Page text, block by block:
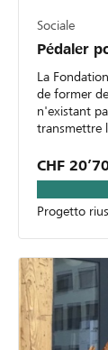
Sociale
Pédaler
La
de former
n'existant
transmettre
CHF
Progetto